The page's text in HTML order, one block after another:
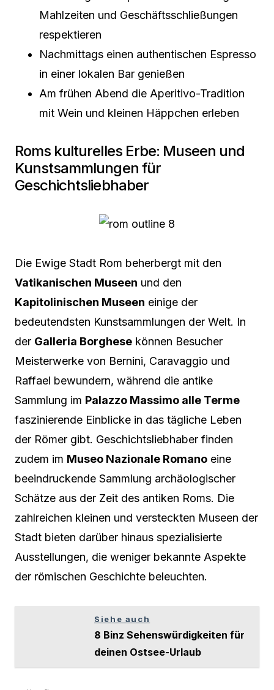
Mahlzeiten und Geschäftsschließungen
respektieren
Nachmittags einen authentischen Espresso
in einer lokalen Bar genießen
Am frühen Abend die Aperitivo-Tradition
mit Wein und kleinen Häppchen erleben
Roms kulturelles Erbe: Museen und
Kunstsammlungen für
Geschichtsliebhaber
Die Ewige Stadt Rom beherbergt mit den
Vatikanischen Museen und den
Kapitolinischen Museen einige der
bedeutendsten Kunstsammlungen der Welt. In
der Galleria Borghese können Besucher
Meisterwerke von Bernini, Caravaggio und
Raffael bewundern, während die antike
Sammlung im Palazzo Massimo alle Terme
faszinierende Einblicke in das tägliche Leben
der Römer gibt. Geschichtsliebhaber finden
zudem im Museo Nazionale Romano eine
beeindruckende Sammlung archäologischer
Schätze aus der Zeit des antiken Roms. Die
zahlreichen kleinen und versteckten Museen der
Stadt bieten darüber hinaus spezialisierte
Ausstellungen, die weniger bekannte Aspekte
der römischen Geschichte beleuchten.
Siehe auch
8 Binz Sehenswürdigkeiten für
deinen Ostsee-Urlaub